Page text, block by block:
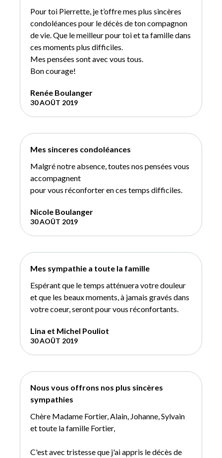
Pour toi Pierrette, je t’offre mes plus sincères
condoléances pour le décès de ton compagnon
de vie. Que le meilleur pour toi et ta famille dans
ces moments plus difficiles.
Mes pensées sont avec vous tous.
Bon courage!
Renée Boulanger
30 AOÛT 2019
Mes sinceres condoléances
Malgré notre absence, toutes nos pensées vous
accompagnent
pour vous réconforter en ces temps difficiles.
Nicole Boulanger
30 AOÛT 2019
Mes sympathie a toute la famille
Espérant que le temps atténuera votre douleur
et que les beaux moments, à jamais gravés dans
votre coeur, seront pour vous réconfortants.
Lina et Michel Pouliot
30 AOÛT 2019
Nous vous offrons nos plus sincères
sympathies
Chère Madame Fortier, Alain, Johanne, Sylvain
et toute la famille Fortier,
C'est avec tristesse que j'ai appris le décès de